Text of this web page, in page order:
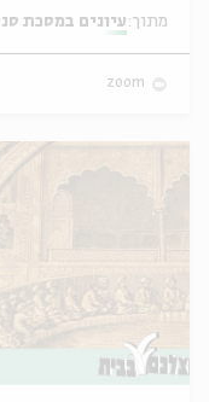
מתוך: עיונים במסכת
zoom